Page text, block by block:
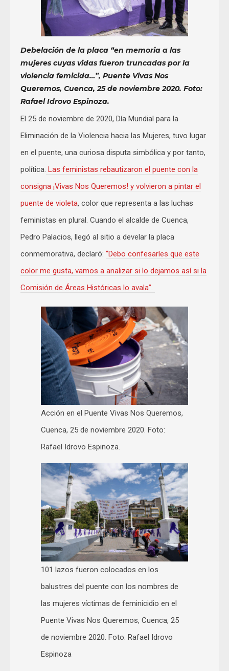
Debelación de la placa “en memoria a las
mujeres cuyas vidas fueron truncadas por la
violencia femicida…”, Puente Vivas Nos
Queremos, Cuenca, 25 de noviembre 2020. Foto:
Rafael Idrovo Espinoza.
El 25 de noviembre de 2020, Día Mundial para la
Eliminación de la Violencia hacia las Mujeres, tuvo lugar
en el puente, una curiosa disputa simbólica y por tanto,
política. Las feministas rebautizaron el puente con la
consigna ¡Vivas Nos Queremos! y volvieron a pintar el
puente de violeta, color que representa a las luchas
feministas en plural. Cuando el alcalde de Cuenca,
Pedro Palacios, llegó al sitio a develar la placa
conmemorativa, declaró: “Debo confesarles que este
color me gusta, vamos a analizar si lo dejamos así si la
Comisión de Áreas Históricas lo avala”.
Acción en el Puente Vivas Nos Queremos,
Cuenca, 25 de noviembre 2020. Foto:
Rafael Idrovo Espinoza.
101 lazos fueron colocados en los
balustres del puente con los nombres de
las mujeres víctimas de feminicidio en el
Puente Vivas Nos Queremos, Cuenca, 25
de noviembre 2020. Foto: Rafael Idrovo
Espinoza